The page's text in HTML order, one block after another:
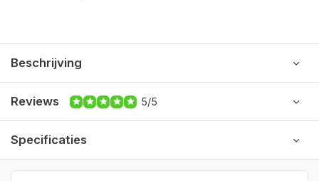
Beschrijving
Reviews 5/5
Specificaties